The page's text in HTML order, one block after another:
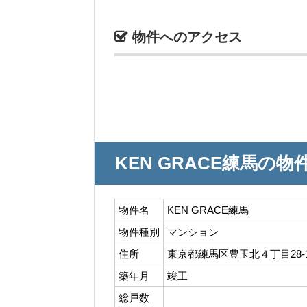
物件へのアクセス
KEN GRACE練馬の物
物件名
KEN GRACE練馬
物件種別
マンション
住所
東京都練馬区豊玉北４丁目28-
築年月
竣工
総戸数